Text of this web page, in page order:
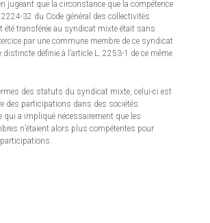
jugeant que la circonstance que la compétence
2224-32 du Code général des collectivités
été transférée au syndicat mixte était sans
par une commune membre de ce syndicat
distincte définie à l’article L. 2253-1 de ce même
des statuts du syndicat mixte, celui-ci est
des participations dans des sociétés
qui a impliqué nécessairement que les
n’étaient alors plus compétentes pour